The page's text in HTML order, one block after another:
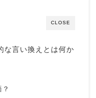
CLOSE
な言い換えとは何か